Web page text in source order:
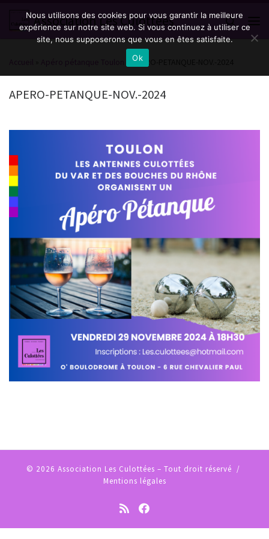
Passer au contenu
Association Les Culottées
Search
APERO-PETANQUE-NOV.-2024
APERO-PETANQUE-NOV.-2024
Navigation des images
© 2026 Association Les Culottées – Tout droit réservé /
Mentions légales
Nous utilisons des cookies pour vous garantir la meilleure
expérience sur notre site web. Si vous continuez à utiliser ce
site, nous supposerons que vous en êtes satisfaite.
Ok